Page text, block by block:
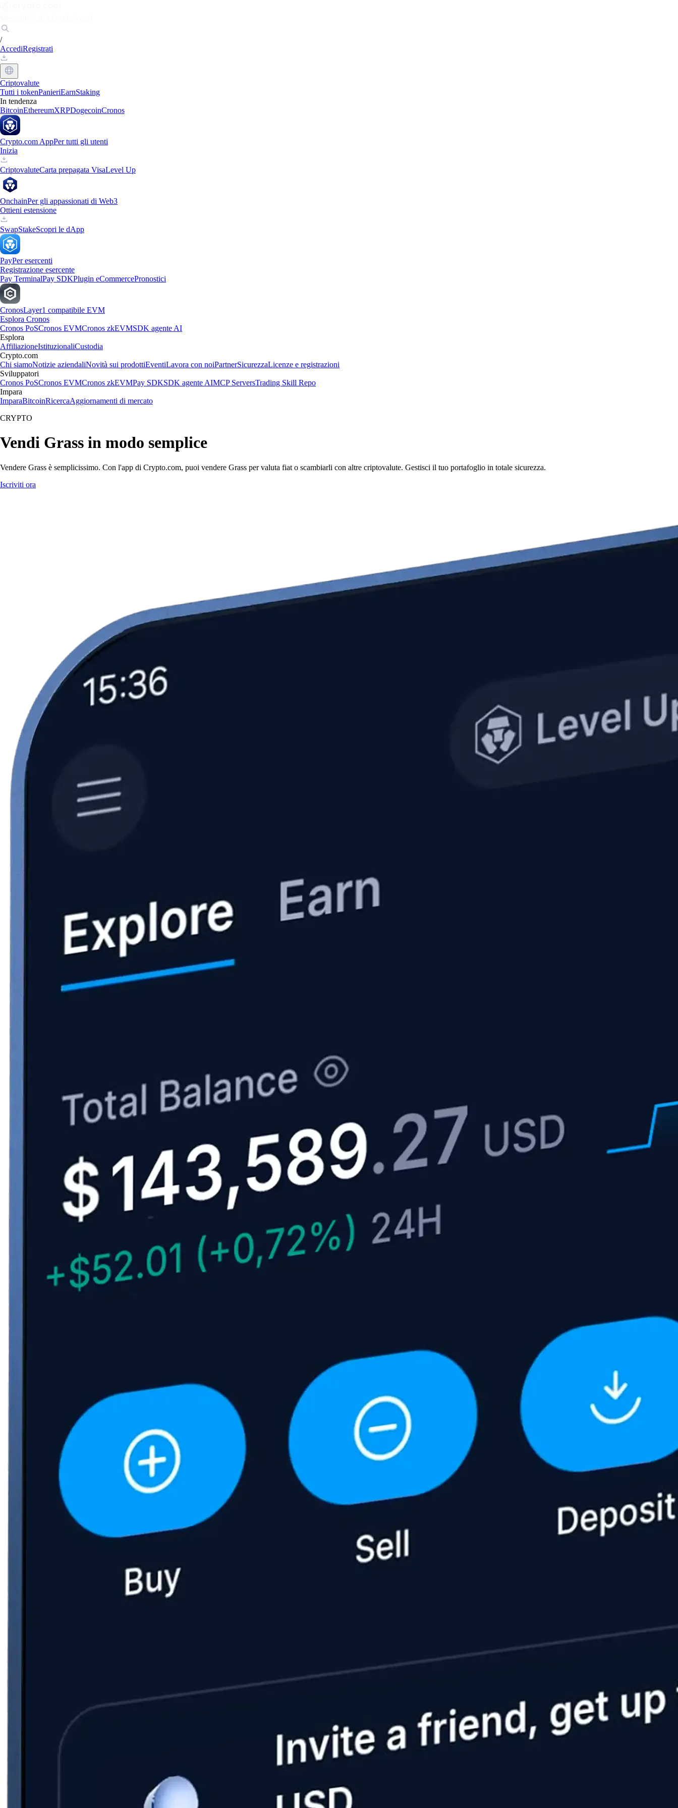
/
AccediRegistrati
Criptovalute
Tutti i tokenPanieriEarnStaking
In tendenza
BitcoinEthereumXRPDogecoinCronos
Crypto.com AppPer tutti gli utenti
Inizia
CriptovaluteCarta prepagata VisaLevel Up
OnchainPer gli appassionati di Web3
Ottieni estensione
SwapStakeScopri le dApp
PayPer esercenti
Registrazione esercente
Pay TerminalPay SDKPlugin eCommercePronostici
CronosLayer1 compatibile EVM
Esplora Cronos
Cronos PoSCronos EVMCronos zkEVMSDK agente AI
Esplora
AffiliazioneIstituzionaliCustodia
Crypto.com
Chi siamoNotizie aziendaliNovità sui prodottiEventiLavora con noiPartnerSicurezzaLicenze e registrazioni
Sviluppatori
Cronos PoSCronos EVMCronos zkEVMPay SDKSDK agente AIMCP ServersTrading Skill Repo
Impara
ImparaBitcoinRicercaAggiornamenti di mercato
CRYPTO
Vendi Grass in modo semplice
Vendere Grass è semplicissimo. Con l'app di Crypto.com, puoi vendere Grass per valuta fiat o scambiarli con altre criptovalute. Gestisci il tuo portafoglio in totale sicurezza.
Iscriviti ora